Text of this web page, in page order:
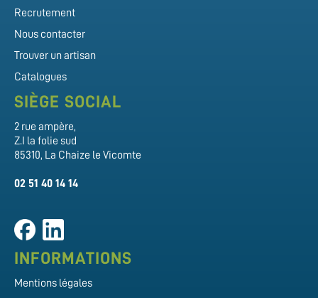
Recrutement
Nous contacter
Trouver un artisan
Catalogues
SIÈGE SOCIAL
2 rue ampère,
Z.I la folie sud
85310, La Chaize le Vicomte
02 51 40 14 14
INFORMATIONS
Mentions légales